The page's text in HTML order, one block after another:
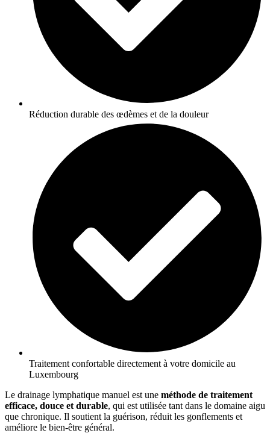
Réduction durable des œdèmes et de la douleur
Traitement confortable directement à votre domicile au
Luxembourg
Le drainage lymphatique manuel est une méthode de traitement
efficace, douce et durable, qui est utilisée tant dans le domaine aigu
que chronique. Il soutient la guérison, réduit les gonflements et
améliore le bien-être général.